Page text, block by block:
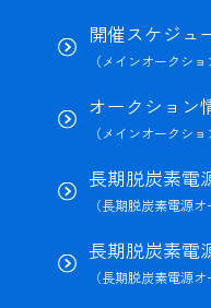
開催スケジュ
（メインオークシ
オークション
（メインオークシ
長期脱炭素電
（長期脱炭素電源オ
長期脱炭素電
（長期脱炭素電源オ